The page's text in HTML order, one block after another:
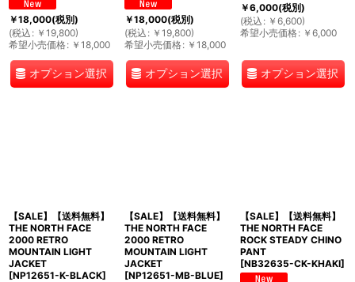
￥18,000(税別)
(税込 : ￥ 19,800)
希望小売価格: ￥ 18,000
オプション選択
￥18,000(税別)
(税込 : ￥ 19,800)
希望小売価格: ￥ 18,000
オプション選択
￥6,000(税別)
(税込 : ￥ 6,600)
希望小売価格: ￥ 6,000
オプション選択
【SALE】【送料無料】
THE NORTH FACE
2000 RETRO
MOUNTAIN LIGHT
JACKET
[NP12651-K-BLACK]
【SALE】【送料無料】
THE NORTH FACE
2000 RETRO
MOUNTAIN LIGHT
JACKET
[NP12651-MB-BLUE]
【SALE】【送料無料】
THE NORTH FACE
ROCK STEADY CHINO
PANT
[NB32635-CK-KHAKI]